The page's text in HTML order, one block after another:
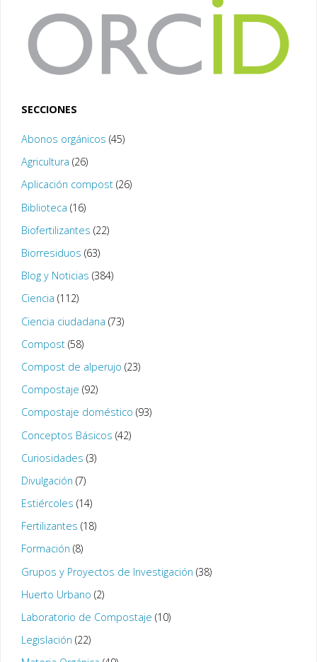
SECCIONES
Abonos orgánicos (45)
Agricultura (26)
Aplicación compost(26)
Biblioteca (16)
Biofertilizantes (22)
Biorresiduos (63)
Blog y Noticias (384)
Ciencia (112)
Ciencia ciudadana (73)
Compost(58)
Compost de alperujo (23)
Compostaje (92)
Compostaje doméstico (93)
Conceptos Básicos (42)
Curiosidades (3)
Divulgación (7)
Estiércoles (14)
Fertilizantes (18)
Formación (8)
Grupos y Proyectos de Investigación (38)
Huerto Urbano (2)
Laboratorio de Compostaje (10)
Legislación (22)